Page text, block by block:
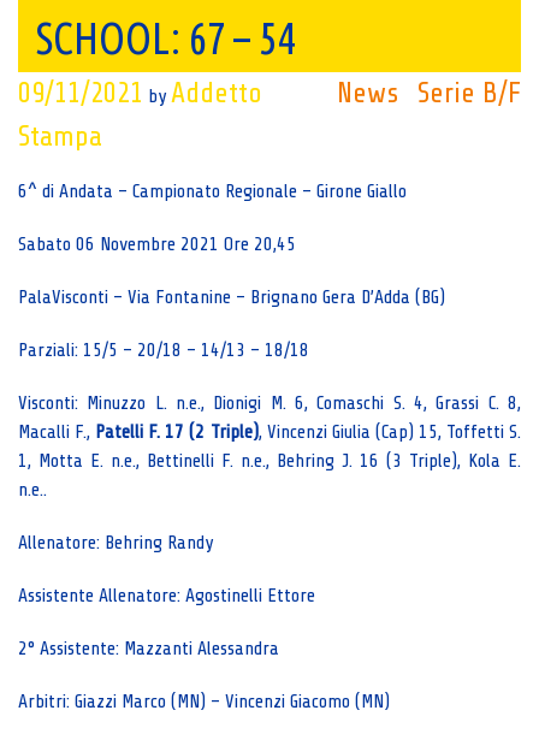
SCHOOL: 67 – 54
News Serie B/F
09/11/2021 by Addetto
Stampa
6^ di Andata – Campionato Regionale – Girone Giallo
Sabato 06 Novembre 2021 Ore 20,45
PalaVisconti – Via Fontanine – Brignano Gera D’Adda (BG)
Parziali: 15/5 – 20/18 – 14/13 – 18/18
Visconti: Minuzzo L. n.e., Dionigi M. 6, Comaschi S. 4, Grassi C. 8,
Macalli F., Patelli F. 17 (2 Triple), Vincenzi Giulia (Cap) 15, Toffetti S.
1, Motta E. n.e., Bettinelli F. n.e., Behring J. 16 (3 Triple), Kola E.
n.e..
Allenatore: Behring Randy
Assistente Allenatore: Agostinelli Ettore
2° Assistente: Mazzanti Alessandra
Arbitri: Giazzi Marco (MN) – Vincenzi Giacomo (MN)